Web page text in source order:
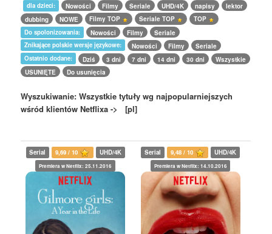
dla dzieci:
Nowości Filmy Seriale UHD/4K napisy
lektor
dubbing
NOWE Filmy TOP Seriale TOP
TOP
Do spolonizowania:
Nowości Filmy
Seriale
Znikające polskie wersje językowe:
Nowości Filmy
Seriale
Ostatnio dodane:
Dziś 3 dni 7 dni 14 dni 30 dni
Wszystkie
USUNIĘTE
Do usunięcia
Wyszukiwanie: Wszystkie tytuły wg najpopularniejszych
wśród klientów Netflixa -> [pl]
Serial 9,69 / 10 UHD/4K
Premiera w Netflix: 25.11.2016
Serial 9,48 / 10 UHD/4K
Premiera w Netflix: 14.10.2016